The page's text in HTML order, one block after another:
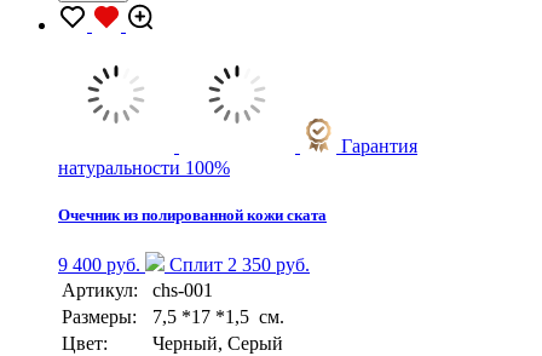
Гарантия
натуральности 100%
Очечник из полированной кожи ската
9 400 руб.
Сплит 2 350 руб.
Артикул:
chs-001
Размеры:
7,5 *17 *1,5 см.
Цвет:
Черный, Серый